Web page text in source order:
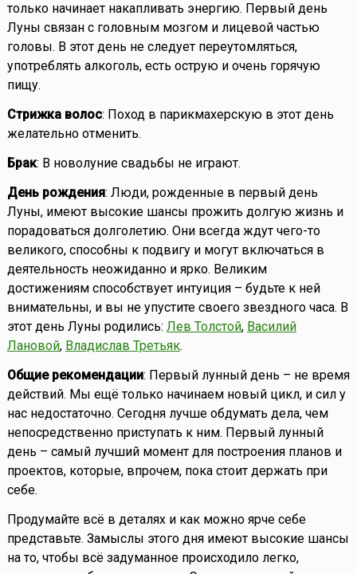
только начинает накапливать энергию. Первый день
Луны связан с головным мозгом и лицевой частью
головы. В этот день не следует переутомляться,
употреблять алкоголь, есть острую и очень горячую
пищу.
Стрижка волос: Поход в парикмахерскую в этот день
желательно отменить.
Брак: В новолуние свадьбы не играют.
День рождения: Люди, рожденные в первый день
Луны, имеют высокие шансы прожить долгую жизнь и
порадоваться долголетию. Они всегда ждут чего-то
великого, способны к подвигу и могут включаться в
деятельность неожиданно и ярко. Великим
достижениям способствует интуиция – будьте к ней
внимательны, и вы не упустите своего звездного часа. В
этот день Луны родились: Лев Толстой, Василий
Лановой, Владислав Третьяк.
Общие рекомендации: Первый лунный день – не время
действий. Мы ещё только начинаем новый цикл, и сил у
нас недостаточно. Сегодня лучше обдумать дела, чем
непосредственно приступать к ним. Первый лунный
день – самый лучший момент для построения планов и
проектов, которые, впрочем, пока стоит держать при
себе.
Продумайте всё в деталях и как можно ярче себе
представьте. Замыслы этого дня имеют высокие шансы
на то, чтобы всё задуманное происходило легко,